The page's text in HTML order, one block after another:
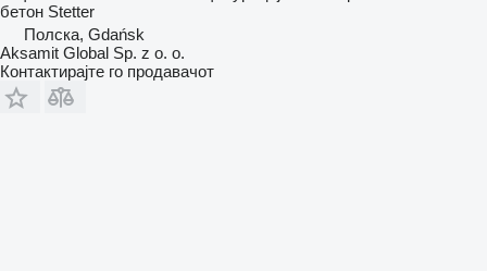
бетон Stetter
Полска, Gdańsk
Aksamit Global Sp. z o. o.
Контактирајте го продавачот